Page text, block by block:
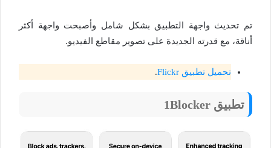
تم تحديث واجهة التطبيق بشكل شامل وأصبحت واجهة أكثر
أناقة، مع قدرته الجديدة على تصوير مقاطع الفيديو.
تحميل تطبيق Flickr .
تطبيق 1Blocker